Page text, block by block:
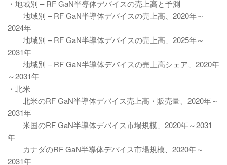
・地域別 – RF GaN半導体デバイスの売上高と予測
地域別 – RF GaN半導体デバイスの売上高、2020年～
2024年
地域別 – RF GaN半導体デバイスの売上高、2025年～
2031年
地域別 – RF GaN半導体デバイスの売上高シェア、2020年
～2031年
・北米
北米のRF GaN半導体デバイス売上高・販売量、2020年～
2031年
米国のRF GaN半導体デバイス市場規模、2020年～2031
年
カナダのRF GaN半導体デバイス市場規模、2020年～
2031年